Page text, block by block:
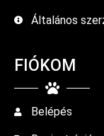
Általános
FIÓKOM
Belépés